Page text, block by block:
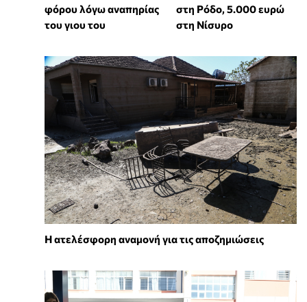
φόρου λόγω αναπηρίας
του γιου του
στη Ρόδο, 5.000 ευρώ
στη Νίσυρο
Η ατελέσφορη αναμονή για τις αποζημιώσεις